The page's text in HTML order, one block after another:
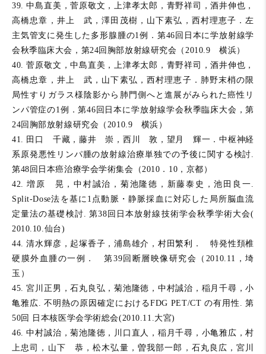
39. 中島直美，菅原敬文，上津孝太郎，青野祥司，酒井伸也，
高橋忠章，井上 武，澤田茂樹，山下素弘，西村理恵子．左
主気管支に発生した多形腺腫の1例．第46回日本に学放射線学
会秋季臨床大会，第24回胸部放射線研究会（2010.9 横浜）
40. 菅原敬文，中島直美，上津孝太郎，青野祥司，酒井伸也，
高橋忠章，井上 武，山下素弘，西村理恵子．肺野末梢の限
局性すりガラス様陰影から肺門側へと進展がみられた癌性リ
ンパ管症の1例．第46回日本に学放射線学会秋季臨床大会，第
24回胸部放射線研究会（2010.9 横浜）
41. 田口 千藏，藤井 崇，西川 敦，望月 輝一．中枢神経
系原発悪性リンパ腫の放射線治療単独での予後に関する検討.
第48回日本癌治療学会学術集会（2010．10，京都）
42. 増原 晃，中村誠治，菊池隆徳，新藤泰史，池田良一.
Split-Dose法を基に1点動脈・静脈採血に対応した局所脳血流
定量法の基礎検討. 第38回日本放射線技術学会秋季学術大会(
2010.10.仙台)
44. 清水輝彦，起塚香子，浦島雄介，村田繁利． 特発性頚椎
硬膜外血腫の一例． 第39回断層映像研究会（2010.11，埼
玉）
45. 宮川正男，石丸良弘，菊池隆徳，中村誠治，稲月千尋，小
亀雅広. 不明熱の原因確定におけるFDG PET/CT の有用性. 第
50回 日本核医学会学術総会(2010.11.大宮)
46. 中村誠治，菊池隆徳，川口直人，稲月千尋，小亀雅広，村
上忠司，山下 恭，松木弘量，曽我部一郎，石丸良広，宮川